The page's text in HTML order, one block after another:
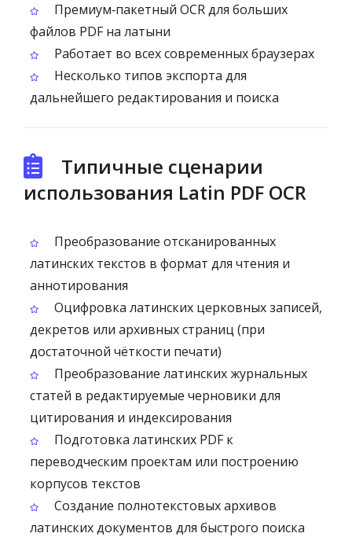
Премиум‑пакетный OCR для больших
файлов PDF на латыни
Работает во всех современных браузерах
Несколько типов экспорта для
дальнейшего редактирования и поиска
Типичные сценарии
использования Latin PDF OCR
Преобразование отсканированных
латинских текстов в формат для чтения и
аннотирования
Оцифровка латинских церковных записей,
декретов или архивных страниц (при
достаточной чёткости печати)
Преобразование латинских журнальных
статей в редактируемые черновики для
цитирования и индексирования
Подготовка латинских PDF к
переводческим проектам или построению
корпусов текстов
Создание полнотекстовых архивов
латинских документов для быстрого поиска